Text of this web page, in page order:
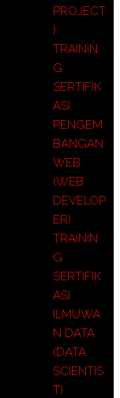
PROJECT
)
TRAININ
G
SERTIFIK
ASI
PENGEM
BANGAN
WEB
(WEB
DEVELOP
ER)
TRAININ
G
SERTIFIK
ASI
ILMUWA
N DATA
(DATA
SCIENTIS
T)